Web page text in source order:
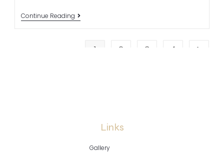
Continue Reading
1 2 3 4
Links
Gallery